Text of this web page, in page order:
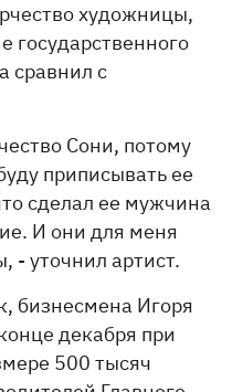
художницы,
государственного
сравнил с
Сони, потому
приписывать ее
сделал ее мужчина
И они для меня
- уточнил артист.
бизнесмена Игоря
декабря при
500 тысяч